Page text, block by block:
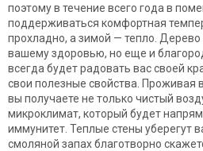
поэтому в течение всего года в
поддерживаться комфортная
прохладно, а зимой — тепло.
вашему здоровью, но еще и
всегда будет радовать вас своей
свои полезные свойства. Проживая
вы получаете не только чистый
микроклимат, который будет
иммунитет. Теплые стены уберегут
смоляной запах благотворно